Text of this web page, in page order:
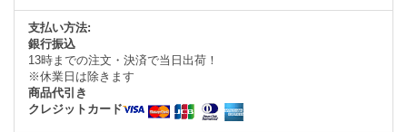
支払い方法:
銀行振込
13時までの注文・決済で当日出荷！
※休業日は除きます
商品代引き
クレジットカード